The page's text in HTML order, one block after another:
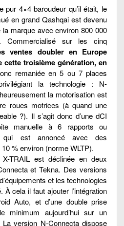
pur 4×4 baroudeur qu’il était, le
en grand Qashqai est devenu
marque avec environ 800 000
Commercialisé sur les cinq
ventes doubler en Europe
cette troisième génération, en
remaniée en 5 ou 7 places
la technologie : N-
la motorisation est
roues motrices (à quand une
?). Il s’agit donc d’une dCI
manuelle à 6 rapports ou
qui est annoncé avec des
% environ (norme WLTP).
TRAIL est déclinée en deux
et Tekna. Des versions
et les technologies
cela il faut ajouter l’intégration
Auto, et d’une double prise
minimum aujourd’hui sur un
version N-Connecta dispose